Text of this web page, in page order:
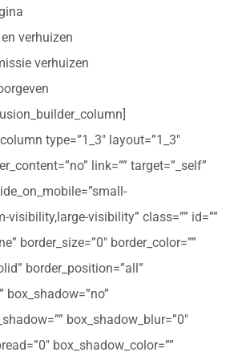
verhuizen
verhuizen
type=”1_3″ layout=”1_3″
link=”” target=”_self”
visibility,large-visibility” class=”” id=””
border_size=”0″ border_color=””
border_position=”all”
box_shadow=”no”
box_shadow_blur=”0″
box_shadow_color=””